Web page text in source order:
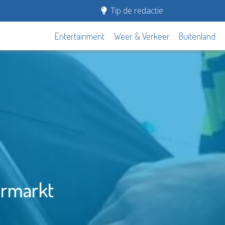
Tip de redactie
Entertainment Weer & Verkeer Buitenland